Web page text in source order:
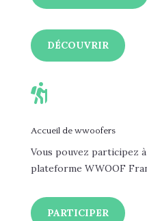
DÉCOUVRIR

Accueil de wwoofers
Vous pouvez participez
plateforme WWOOF
PARTICIPER